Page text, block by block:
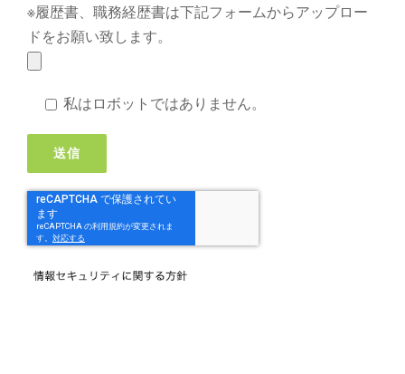
※履歴書、職務経歴書は下記フォームからアップロー
ドをお願い致します。
私はロボットではありません。